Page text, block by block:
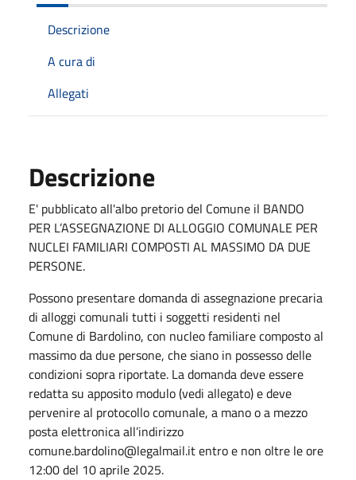
Descrizione
A cura di
Allegati
Descrizione
E' pubblicato all'albo pretorio del Comune il BANDO
PER L’ASSEGNAZIONE DI ALLOGGIO COMUNALE PER
NUCLEI FAMILIARI COMPOSTI AL MASSIMO DA DUE
PERSONE.
Possono presentare domanda di assegnazione precaria
di alloggi comunali tutti i soggetti residenti nel
Comune di Bardolino, con nucleo familiare composto al
massimo da due persone, che siano in possesso delle
condizioni sopra riportate. La domanda deve essere
redatta su apposito modulo (vedi allegato) e deve
pervenire al protocollo comunale, a mano o a mezzo
posta elettronica all’indirizzo
comune.bardolino@legalmail.it entro e non oltre le ore
12:00 del 10 aprile 2025.